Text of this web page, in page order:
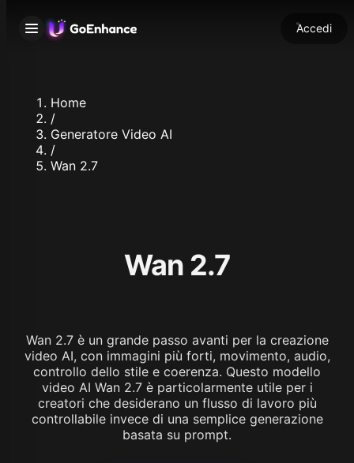
Accedi
Home
/
Generatore Video AI
/
Wan 2.7
Wan 2.7
Wan 2.7 è un grande passo avanti per la creazione
video AI, con immagini più forti, movimento, audio,
controllo dello stile e coerenza. Questo modello
video AI Wan 2.7 è particolarmente utile per i
creatori che desiderano un flusso di lavoro più
controllabile invece di una semplice generazione
basata su prompt.